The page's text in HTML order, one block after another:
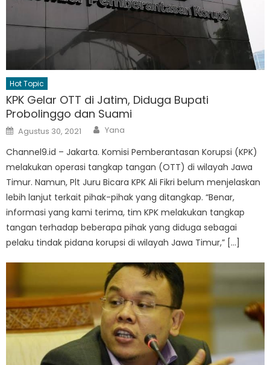
Hot Topic
KPK Gelar OTT di Jatim, Diduga Bupati
Probolinggo dan Suami
Posted
on
Agustus 30, 2021 Author
Yana
Channel9.id – Jakarta. Komisi Pemberantasan Korupsi (KPK)
melakukan operasi tangkap tangan (OTT) di wilayah Jawa
Timur. Namun, Plt Juru Bicara KPK Ali Fikri belum menjelaskan
lebih lanjut terkait pihak-pihak yang ditangkap. “Benar,
informasi yang kami terima, tim KPK melakukan tangkap
tangan terhadap beberapa pihak yang diduga sebagai
pelaku tindak pidana korupsi di wilayah Jawa Timur,” […]